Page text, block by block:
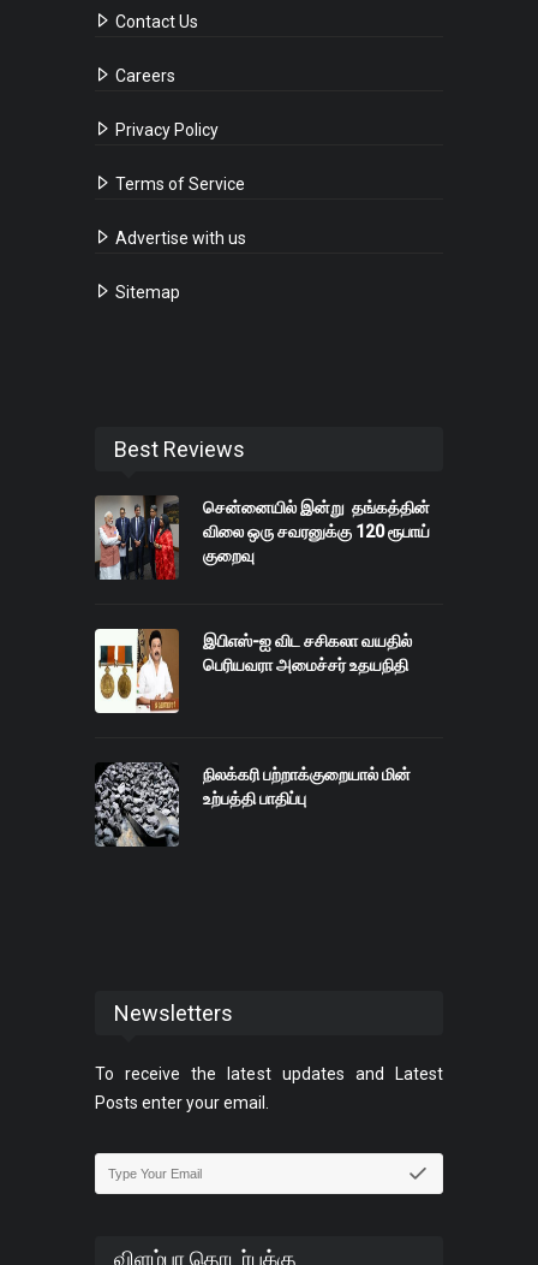
Contact Us
Careers
Privacy Policy
Terms of Service
Advertise with us
Sitemap
Best Reviews
சென்னையில் இன்று தங்கத்தின்
விலை ஒரு சவரனுக்கு 120 ரூபாய்
குறைவு
இபிஎஸ்-ஐ விட சசிகலா வயதில்
பெரியவரா அமைச்சர் உதயநிதி
நிலக்கரி பற்றாக்குறையால் மின்
உற்பத்தி பாதிப்பு
Newsletters
To receive the latest updates and Latest
Posts enter your email.
விளம்பர தொடர்புக்கு